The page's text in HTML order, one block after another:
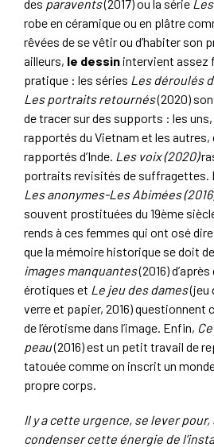
des paravents(2017) ou la série
robe en céramique ou en plâtre
rêvées de se vêtir ou d’habiter son
ailleurs, le dessin intervient assez
pratique : les séries Les déroulés
Les portraits retournés(2020)
de tracer sur des supports : les
rapportés du Vietnam et les autres,
rapportés d’Inde. Les voix (2020)
portraits revisités de suffragettes.
Les anonymes-Les Abimées
souvent prostituées du 19ème
rends à ces femmes qui ont osé
que la mémoire historique se doit
images manquantes(2016)
érotiques et Le jeu des dames(jeu
verre et papier, 2016)
de l’érotisme dans l’image. Enfin,
peau(2016) est un petit travail de
tatouée comme on inscrit un
propre corps.
Il y a cette urgence, se lever
condenser cette énergie de